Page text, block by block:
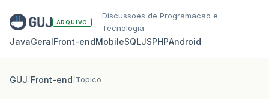
ARQUIVO
Discussoes de Programacao e
Tecnologia
JavaGeralFront‑endMobileSQLJSPHPAndroid
GUJ/Front-end/Topico